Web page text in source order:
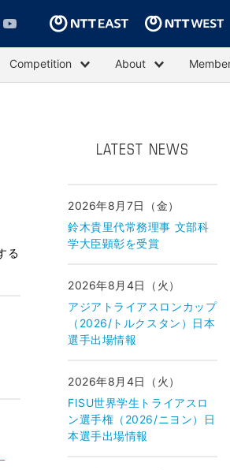
Competition About
る
LATEST NEWS
2026年8月7日（金）
鈴木貴里代常務理事 文部科
学大臣顕彰を受賞
2026年8月4日（火）
アジアトライアスロンカップ
（2026/トルクスタン）日本
選手出場情報
2026年8月4日（火）
FISU世界学生トライアスロ
ン選手権（2026/ニヨン）日
本選手出場情報